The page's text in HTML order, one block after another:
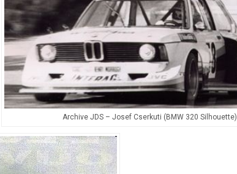
Archive JDS – Josef Cserkuti (BMW 320 Silhouette)